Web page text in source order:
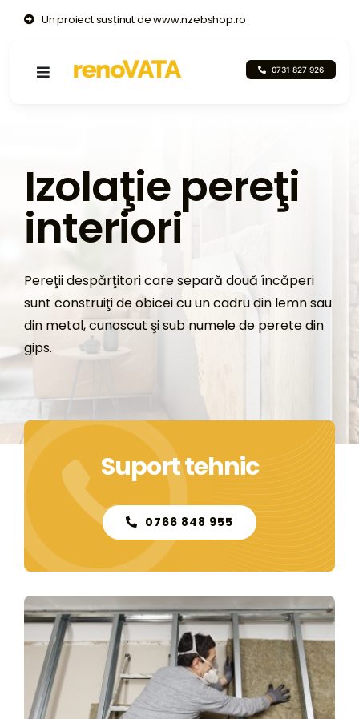
Un proiect susținut de www.nzebshop.ro
0731 827 926
Toggle
Servicii
Proiecte
Despre noi
Video
Contact
Izolaţie pereţi
interiori
Pereţii despărţitori care separă două încăperi
sunt construiţi de obicei cu un cadru din lemn sau
din metal, cunoscut şi sub numele de perete din
gips.
Suport tehnic
0766 848 955